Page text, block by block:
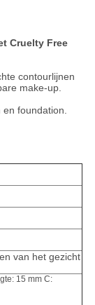
Cruelty Free
contourlijnen
make-up.
en foundation.
van het gezicht
15 mm C: